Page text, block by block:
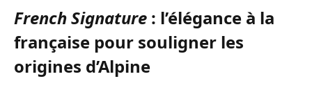
French Signature : l’élégance à la
française pour souligner les
origines d’Alpine